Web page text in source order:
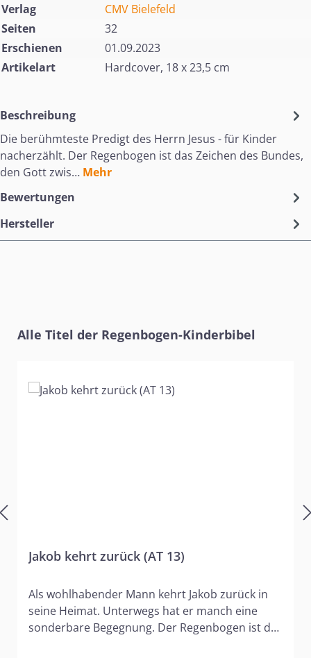
Verlag
CMV Bielefeld
Seiten
32
Erschienen
01.09.2023
Artikelart
Hardcover, 18 x 23,5 cm
Beschreibung
Die berühmteste Predigt des Herrn Jesus - für Kinder
nacherzählt. Der Regenbogen ist das Zeichen des Bundes,
den Gott zwis… Mehr
Bewertungen
Hersteller
Produktgalerie überspringen
Alle Titel der Regenbogen-Kinderbibel
Jakob kehrt zurück (AT 13)
Als wohlhabender Mann kehrt Jakob zurück in
seine Heimat. Unterwegs hat er manch eine
sonderbare Begegnung. Der Regenbogen ist das